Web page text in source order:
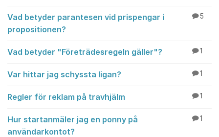
Vad betyder parantesen vid prispengar i
propositionen?
5
Vad betyder "Företrädesregeln gäller"? 1
Var hittar jag schyssta ligan? 1
Regler för reklam på travhjälm 1
Hur startanmäler jag en ponny på
användarkontot?
1